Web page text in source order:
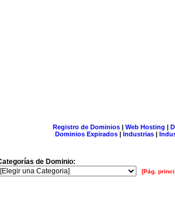
Registro de Dominios| Web Hosting |
Dominios Expirados | Industrias |
de Dominio:
[Pág.